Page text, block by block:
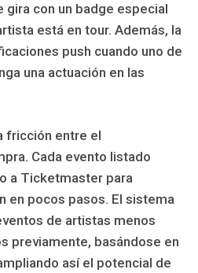
gira con un badge especial
está en tour. Además, la
push cuando uno de
una actuación en las
fricción entre el
Cada evento listado
a Ticketmaster para
en pocos pasos. El sistema
de artistas menos
previamente, basándose en
así el potencial de